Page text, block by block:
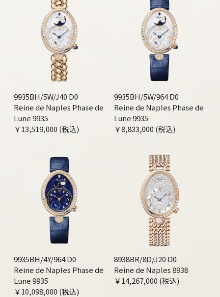
9935BH/5W/J40 D0
Reine de Naples Phase de
Lune 9935
￥13,519,000 (税込)
9935BH/5W/964 D0
Reine de Naples Phase de
Lune 9935
￥8,833,000 (税込)
9935BH/4Y/964 D0
Reine de Naples Phase de
Lune 9935
￥10,098,000 (税込)
8938BR/8D/J20 D0
Reine de Naples 8938
￥14,267,000 (税込)